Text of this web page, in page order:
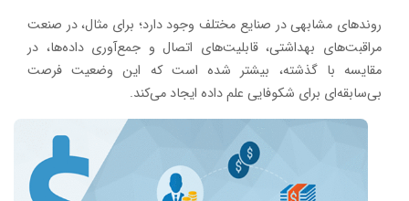
روندهای مشابهی در صنایع مختلف وجود دارد؛ برای مثال، در صنعت
مراقبت‌های بهداشتی، قابلیت‌های اتصال و جمع‌آوری داده‌ها، در
مقایسه با گذشته، بیشتر شده است که این وضعیت فرصت
بی‌سابقه‌ای برای شکوفایی علم داده ایجاد می‌کند.